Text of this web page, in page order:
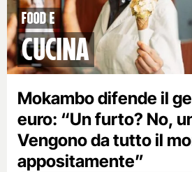
Food e
Cucina
Mokambo difende il
euro: “Un furto? No,
Vengono da tutto il
appositamente”